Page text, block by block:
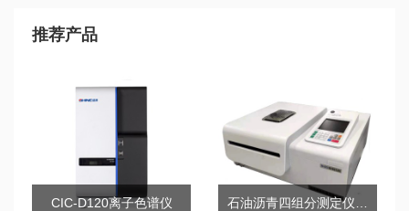
推荐产品
CIC-D120离子色谱仪